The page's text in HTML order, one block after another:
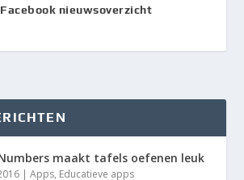
nieuwsoverzicht
maakt tafels oefenen leuk
|Apps, Educatieve apps